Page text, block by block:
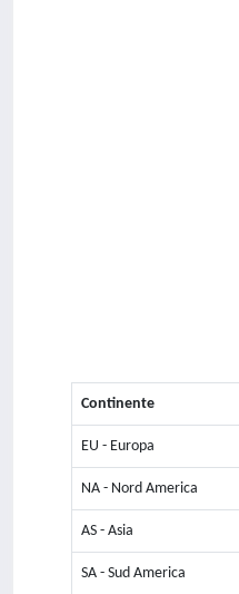
Continente
EU - Europa
NA - Nord America
AS - Asia
SA - Sud America